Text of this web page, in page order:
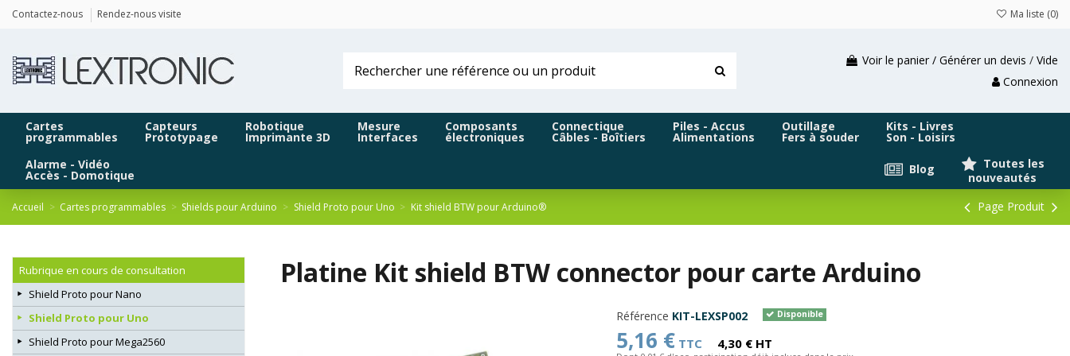
Contactez-nous Rendez-nous visite Ma liste (0)
Voir le panier / Générer un devis / Vide
Connexion
Cartes
programmables
Capteurs
Prototypage
Robotique
Imprimante 3D
Mesure
Interfaces
Composants
électroniques
Connectique
Câbles - Boîtiers
Piles - Accus
Alimentations
Outillage
Fers à souder
Kits - Livres
Son - Loisirs
Alarme - Vidéo
Accès - Domotique
Toutes les
nouveautés
Blog
Accueil Cartes programmables Shields pour Arduino Shield Proto pour Uno Kit shield BTW pour Arduino® Page Produit
Platine Kit shield BTW connector pour carte Arduino
Référence KIT-LEXSP002 Disponible
5,16 € TTC 4,30 € HT
Rubrique en cours de consultation
Shield Proto pour Nano
Shield Proto pour Uno
Shield Proto pour Mega2560
Panneau de gestion des cookies